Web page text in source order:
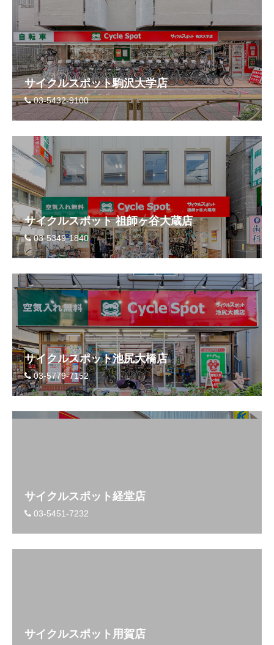
サイクルスポット駒沢大学店
03-5432-9100
サイクルスポット 祖師ヶ谷大蔵店
03-5349-1840
サイクルスポット池尻大橋店
03-5779-7152
サイクルスポット経堂店
03-5451-7232
サイクルスポット用賀店